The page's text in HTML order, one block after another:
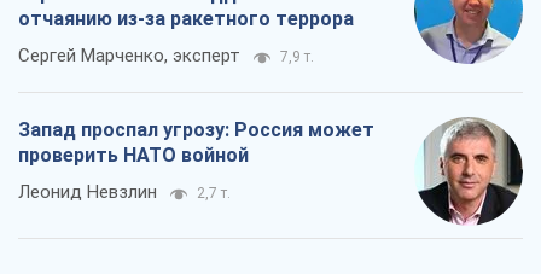
отчаянию из-за ракетного террора
Сергей Марченко, эксперт 7,9 т.
Запад проспал угрозу: Россия может
проверить НАТО войной
Леонид Невзлин 2,7 т.